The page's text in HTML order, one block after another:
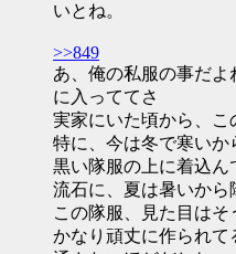
いとね。
>>849
あ、俺の私服の事だ
に入っててさ
実家にいた頃から、こ
特に、今は冬で寒いか
黒い隊服の上に着込ん
流石に、夏は暑いから
この隊服、見た目は
かなり頑丈に作られて